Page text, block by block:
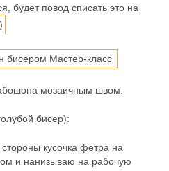
будет повод списать это на
мозаичным швом.
бисер):
кусочка фетра на
и нанизываю на рабочую